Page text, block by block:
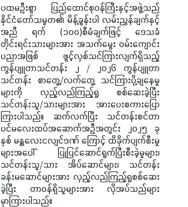
ပထမဦးစွာ ပြည်ထောင်စုဝန်ကြီးနှင့်အဖွဲ့သည်
နိုင်ငံတော်သမ္မတ၏ မိန့်ခွန်းပါ လမ်းညွှန်ချက်နှင့်
အညီ ရက် (၁၀၀)စီမံချက်ဖြင့် ဒေသခံ
တိုင်းရင်းသားများအား အသက်မွေး ဝမ်းကျောင်း
ပညာအဖြစ် ဖွင့်လှစ်သင်ကြားလျက်ရှိသည့်
ကွန်ပျူတာသင်တန်း ၂ / ၂၀၂၆ ကွန်ပျူတာ
သင်တန်း စာတွေ့/လက်တွေ့ သင်ကြားပို့ချနေမှု
များကို လှည့်လည်ကြည့်ရှု စစ်ဆေးခဲ့ပြီး
သင်တန်းသူ/သားများအား အားပေးစကားပြော
ကြားပါသည်။ ဆက်လက်ပြီး သင်တန်းစင်တာ
ပင်မလေးထပ်အဆောက်အဦအတွင်း ၂၀၂၅ ခု
နှစ် မန္တလေးငလျင်ဒဏ် ကြောင့် ထိခိုက်ပျက်စီးမှု
များအပေါ် ပြုပြင်ဆောင်ရွက်ပြီးစီးခဲ့မှုများ၊
သင်တန်းသူ/သား အိပ်ဆောင်များ၊ သင်တန်း
ခန်းမဆောင်များအား လှည့်လည်ကြည့်ရှုစစ်ဆေး
ခဲ့ပြီး တာဝန်ရှိသူများအား လိုအပ်သည်များ
မှာကြားပါသည်။